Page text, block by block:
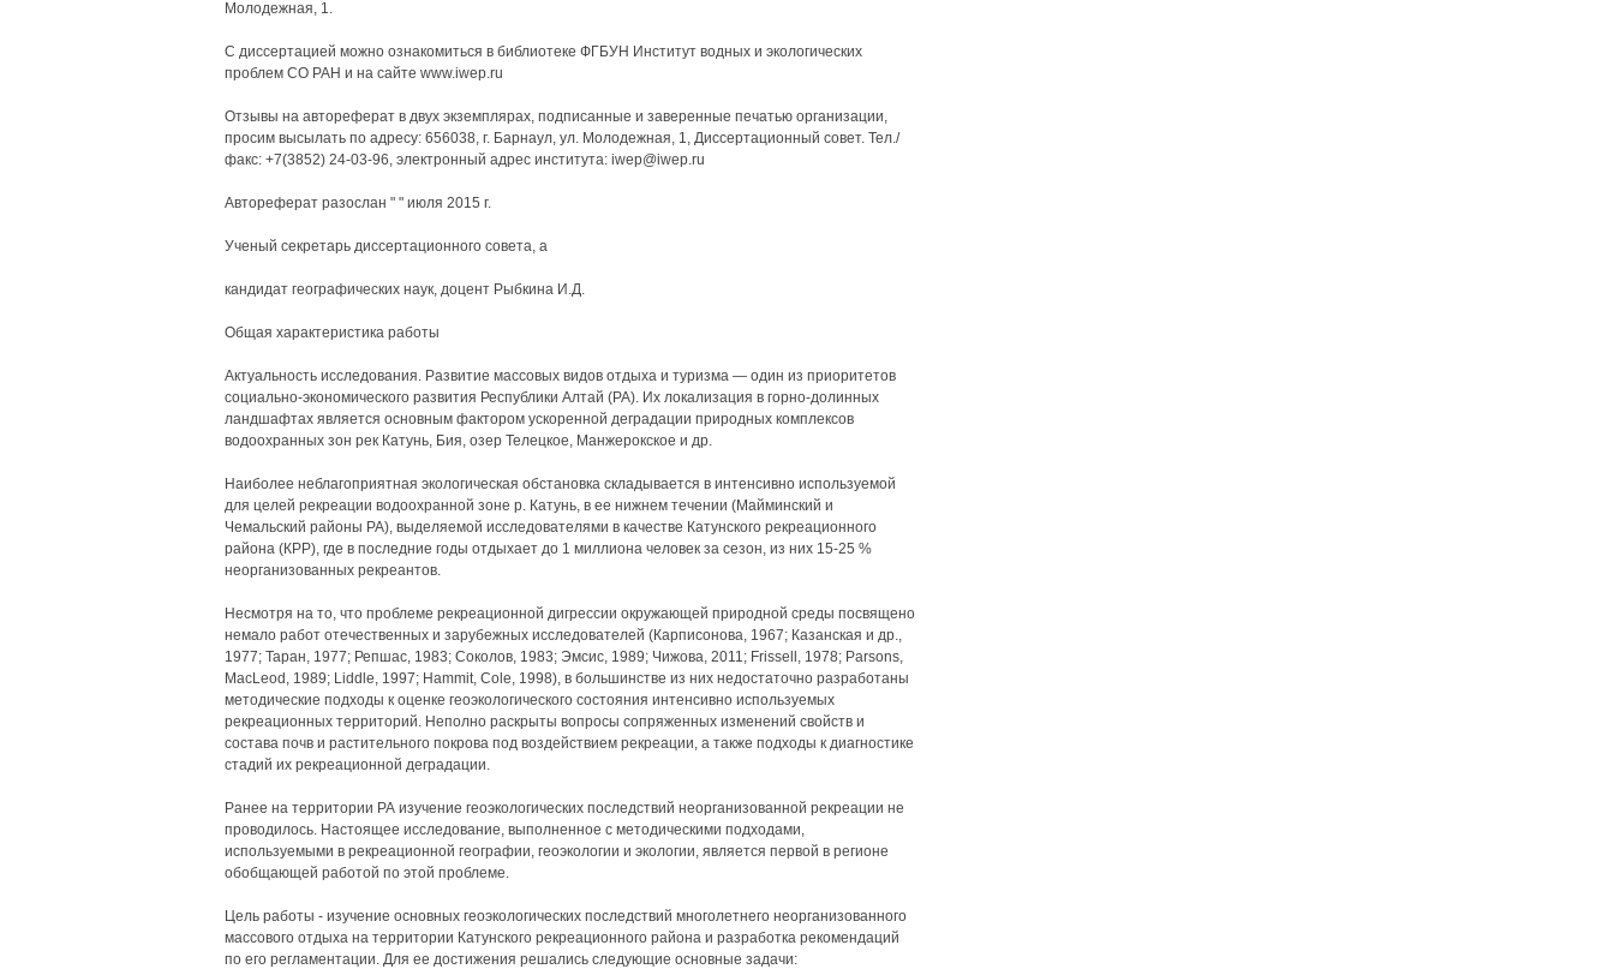
Молодежная, 1.
С диссертацией можно ознакомиться в библиотеке ФГБУН Институт водных и экологических
проблем СО РАН и на сайте www.iwep.ru
Отзывы на автореферат в двух экземплярах, подписанные и заверенные печатью организации,
просим высылать по адресу: 656038, г. Барнаул, ул. Молодежная, 1, Диссертационный совет. Тел./
факс: +7(3852) 24-03-96, электронный адрес института: iwep@iwep.ru
Автореферат разослан " " июля 2015 г.
Ученый секретарь диссертационного совета, а
кандидат географических наук, доцент Рыбкина И.Д.
Общая характеристика работы
Актуальность исследования. Развитие массовых видов отдыха и туризма — один из приоритетов
социально-экономического развития Республики Алтай (РА). Их локализация в горно-долинных
ландшафтах является основным фактором ускоренной деградации природных комплексов
водоохранных зон рек Катунь, Бия, озер Телецкое, Манжерокское и др.
Наиболее неблагоприятная экологическая обстановка складывается в интенсивно используемой
для целей рекреации водоохранной зоне р. Катунь, в ее нижнем течении (Майминский и
Чемальский районы РА), выделяемой исследователями в качестве Катунского рекреационного
района (КРР), где в последние годы отдыхает до 1 миллиона человек за сезон, из них 15-25 %
неорганизованных рекреантов.
Несмотря на то, что проблеме рекреационной дигрессии окружающей природной среды посвящено
немало работ отечественных и зарубежных исследователей (Карписонова, 1967; Казанская и др.,
1977; Таран, 1977; Репшас, 1983; Соколов, 1983; Эмсис, 1989; Чижова, 2011; Frissell, 1978; Parsons,
MacLeod, 1989; Liddle, 1997; Hammit, Cole, 1998), в большинстве из них недостаточно разработаны
методические подходы к оценке геоэкологического состояния интенсивно используемых
рекреационных территорий. Неполно раскрыты вопросы сопряженных изменений свойств и
состава почв и растительного покрова под воздействием рекреации, а также подходы к диагностике
стадий их рекреационной деградации.
Ранее на территории РА изучение геоэкологических последствий неорганизованной рекреации не
проводилось. Настоящее исследование, выполненное с методическими подходами,
используемыми в рекреационной географии, геоэкологии и экологии, является первой в регионе
обобщающей работой по этой проблеме.
Цель работы - изучение основных геоэкологических последствий многолетнего неорганизованного
массового отдыха на территории Катунского рекреационного района и разработка рекомендаций
по его регламентации. Для ее достижения решались следующие основные задачи: